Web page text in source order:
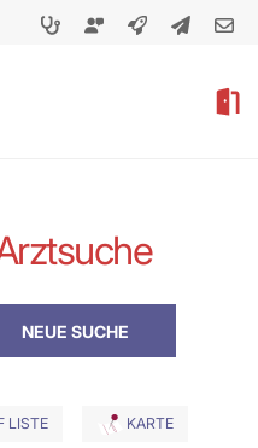
LISTE KARTE